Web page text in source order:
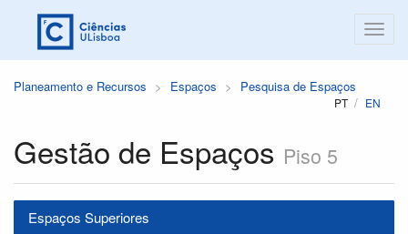
Planeamento e Recursos Espaços Pesquisa de Espaços
PT EN
Gestão de Espaços Piso 5
Espaços Superiores